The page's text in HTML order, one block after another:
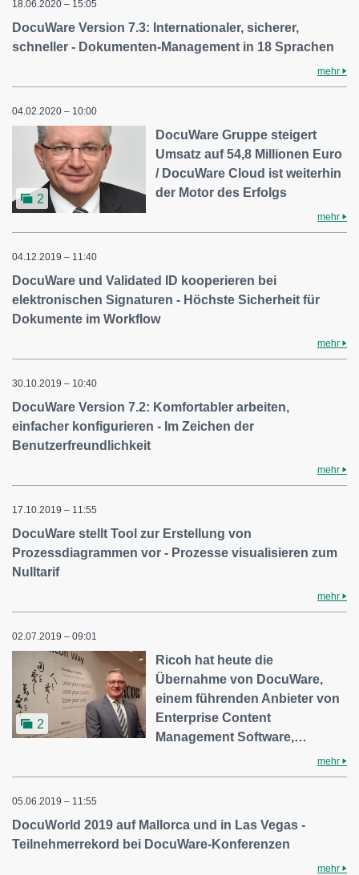
18.06.2020 – 15:05
DocuWare Version 7.3: Internationaler, sicherer,
schneller - Dokumenten-Management in 18 Sprachen
mehr
04.02.2020 – 10:00
2
DocuWare Gruppe steigert
Umsatz auf 54,8 Millionen Euro
/ DocuWare Cloud ist weiterhin
der Motor des Erfolgs
mehr
04.12.2019 – 11:40
DocuWare und Validated ID kooperieren bei
elektronischen Signaturen - Höchste Sicherheit für
Dokumente im Workflow
mehr
30.10.2019 – 10:40
DocuWare Version 7.2: Komfortabler arbeiten,
einfacher konfigurieren - Im Zeichen der
Benutzerfreundlichkeit
mehr
17.10.2019 – 11:55
DocuWare stellt Tool zur Erstellung von
Prozessdiagrammen vor - Prozesse visualisieren zum
Nulltarif
mehr
02.07.2019 – 09:01
2
Ricoh hat heute die
Übernahme von DocuWare,
einem führenden Anbieter von
Enterprise Content
Management Software,…
mehr
05.06.2019 – 11:55
DocuWorld 2019 auf Mallorca und in Las Vegas -
Teilnehmerrekord bei DocuWare-Konferenzen
mehr